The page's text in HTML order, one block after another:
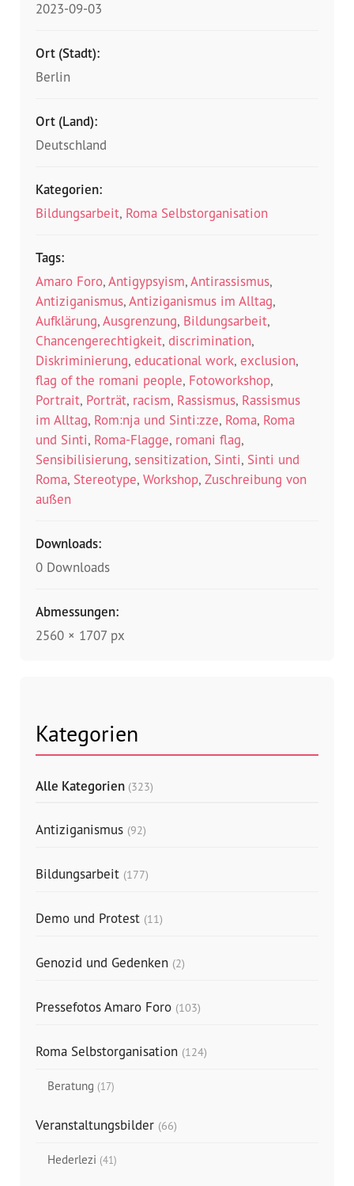
Kategorien
Alle Kategorien (323)
Antiziganismus (92)
Bildungsarbeit (177)
Demo und Protest (11)
Genozid und Gedenken (2)
Pressefotos Amaro Foro (103)
Roma Selbstorganisation (124)
Beratung (17)
Veranstaltungsbilder (66)
Hederlezi (41)
2023-09-03
Ort (Stadt):
Berlin
Ort (Land):
Deutschland
Kategorien:
Bildungsarbeit, Roma Selbstorganisation
Tags:
Amaro Foro,Antigypsyism,Antirassismus,
Antiziganismus,Antiziganismus im Alltag,
Aufklärung,Ausgrenzung, Bildungsarbeit,
Chancengerechtigkeit, discrimination,
Diskriminierung, educational work, exclusion,
flag of the romani people, Fotoworkshop,
Portrait, Porträt, racism, Rassismus, Rassismus
im Alltag, Rom:nja und Sinti:zze, Roma, Roma
und Sinti, Roma-Flagge, romani flag,
Sensibilisierung, sensitization, Sinti, Sinti und
Roma, Stereotype, Workshop, Zuschreibung von
außen
Downloads:
0 Downloads
Abmessungen:
2560 × 1707 px